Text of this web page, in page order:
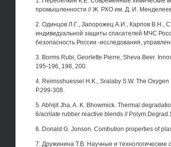
промышленности // Ж. РХО им. Д. И.
2. Одинцов Л.Г., Запорожец А.И., Карпов В.Н.,
индивидуальной защиты спасателей МЧС
безопасность России -исследования,
3. Borms Rubi, Georlette Pierre, Sheva Beer.
195-196, 198, 200.
4. Reimsshuessel H.K., Sralaby S.W. The
P.299-308.
5. Abhijit Jha, A. K. Bhowmick. Thermal
6/acrilate rubber reactive blends //
6. Donald G. Jonson. Combution properties of
7. Дружинина T.B. Научные и